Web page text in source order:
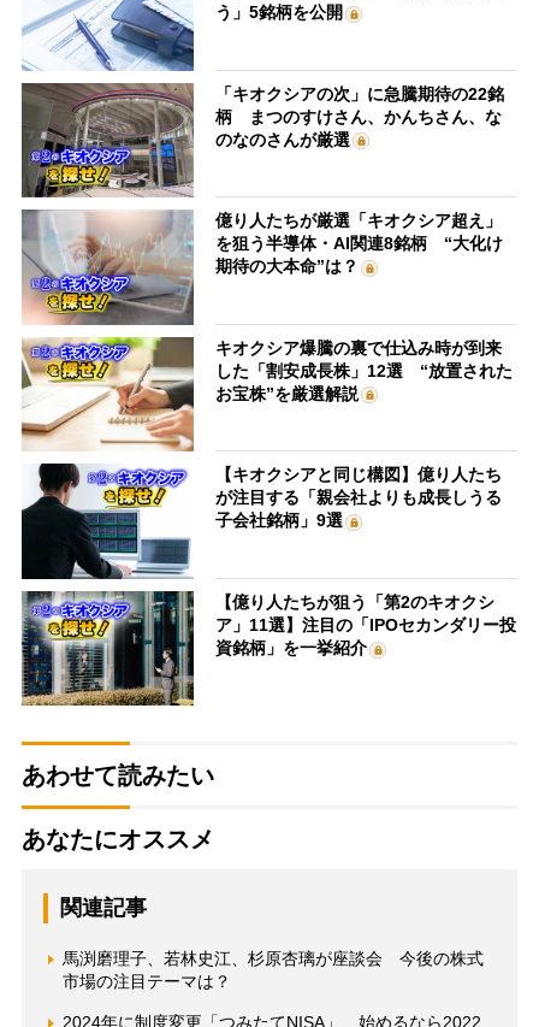
う」5銘柄を公開
「キオクシアの次」に急騰期待の22銘
柄 まつのすけさん、かんちさん、な
のなのさんが厳選
億り人たちが厳選「キオクシア超え」
を狙う半導体・AI関連8銘柄 “大化け
期待の大本命”は？
キオクシア爆騰の裏で仕込み時が到来
した「割安成長株」12選 “放置された
お宝株”を厳選解説
【キオクシアと同じ構図】億り人たち
が注目する「親会社よりも成長しうる
子会社銘柄」9選
【億り人たちが狙う「第2のキオクシ
ア」11選】注目の「IPOセカンダリー投
資銘柄」を一挙紹介
あわせて読みたい
あなたにオススメ
関連記事
馬渕磨理子、若林史江、杉原杏璃が座談会 今後の株式
市場の注目テーマは？
2024年に制度変更「つみたてNISA」 始めるなら2022